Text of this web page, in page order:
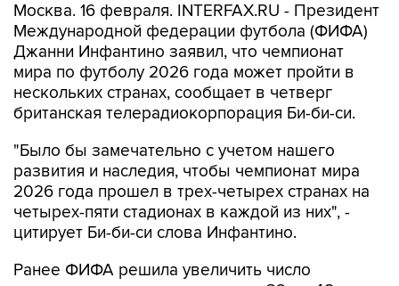
Москва. 16 февраля. INTERFAX.RU - Президент
Международной федерации футбола (ФИФА)
Джанни Инфантино заявил, что чемпионат
мира по футболу 2026 года может пройти в
нескольких странах, сообщает в четверг
британская телерадиокорпорация Би-би-си.
"Было бы замечательно с учетом нашего
развития и наследия, чтобы чемпионат мира
2026 года прошел в трех-четырех странах на
четырех-пяти стадионах в каждой из них", -
цитирует Би-би-си слова Инфантино.
Ранее ФИФА решила увеличить число